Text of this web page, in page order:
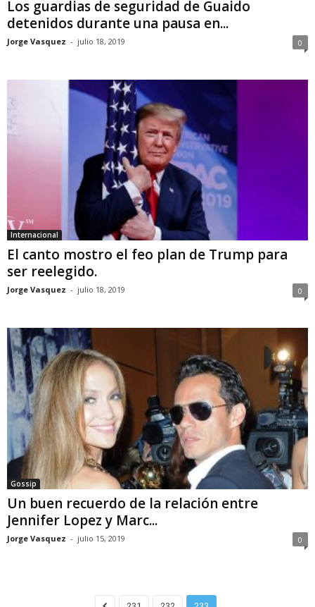
Los guardias de seguridad de Guaido
detenidos durante una pausa en...
Jorge Vasquez - julio 18, 2019 0
Internacional
El canto mostro el feo plan de Trump para
ser reelegido.
Jorge Vasquez - julio 18, 2019 0
Gossip
Un buen recuerdo de la relación entre
Jennifer Lopez y Marc...
Jorge Vasquez - julio 15, 2019 0